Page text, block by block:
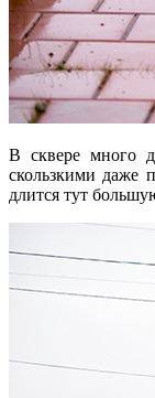
В сквере много
скользкими даже
длится тут